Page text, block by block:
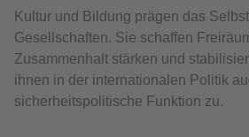
Kultur und Bildung prägen das
Gesellschaften. Sie schaffen
Zusammenhalt stärken und
ihnen in der internationalen Politik
sicherheitspolitische Funktion zu.